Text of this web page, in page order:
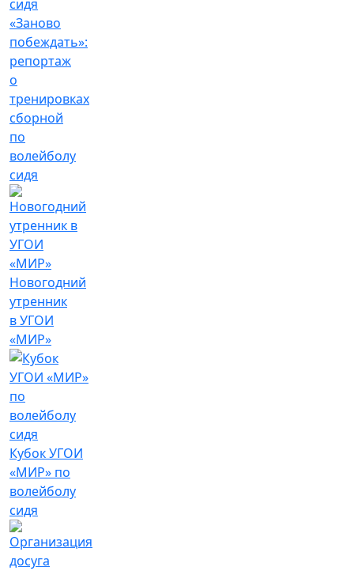
«Заново
побеждать»:
репортаж
о
тренировках
сборной
по
волейболу
сидя
Новогодний
утренник
в УГОИ
«МИР»
Кубок УГОИ
«МИР» по
волейболу
сидя